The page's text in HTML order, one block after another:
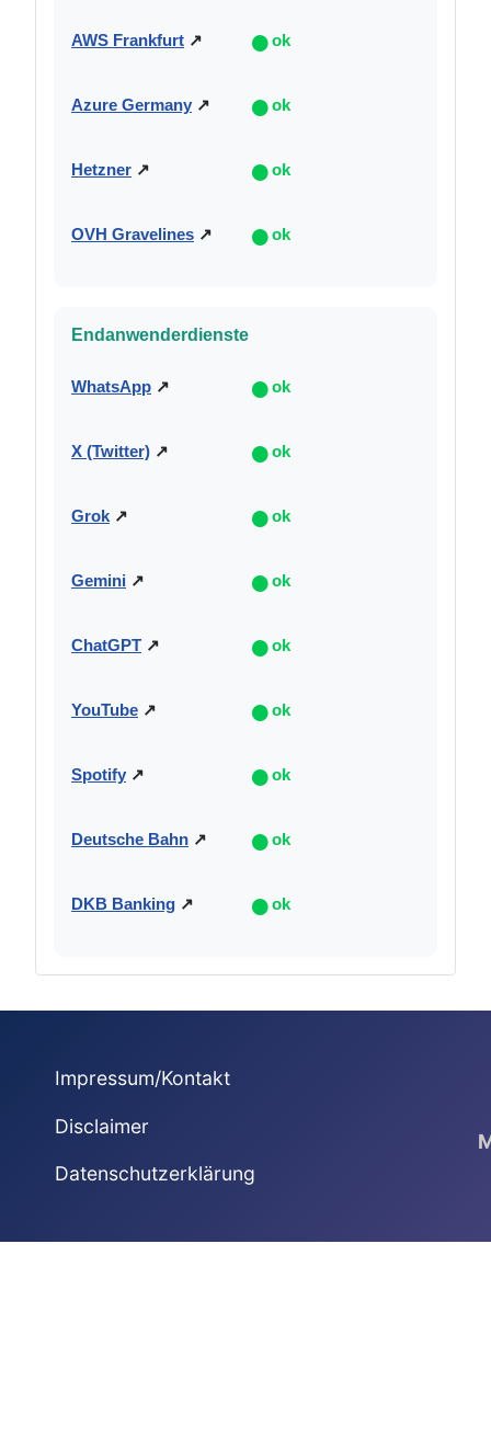
AWS Frankfurt ↗ ●ok
Azure Germany ↗ ●ok
Hetzner ↗ ●ok
OVH Gravelines ↗ ●ok
Endanwenderdienste
WhatsApp ↗ ●ok
X (Twitter) ↗ ●ok
Grok ↗ ●ok
Gemini ↗ ●ok
ChatGPT ↗ ●ok
YouTube ↗ ●ok
Spotify ↗ ●ok
Deutsche Bahn ↗ ●ok
DKB Banking ↗ ●ok
Impressum/Kontakt
Disclaimer
Datenschutzerklärung